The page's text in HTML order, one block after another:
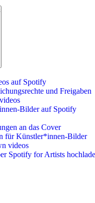
auf Spotify
und Freigaben
Bilder auf Spotify
an das Cover
für Künstler*innen-Bilder
videos
Spotify for Artists